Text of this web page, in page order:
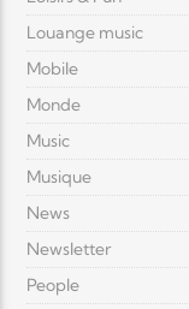
Louange music
Mobile
Monde
Music
Musique
News
Newsletter
People